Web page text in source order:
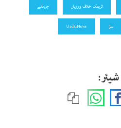
ٹریفک خلاف ورزیاں جرمانے
سزا UrduNews
شیئر: